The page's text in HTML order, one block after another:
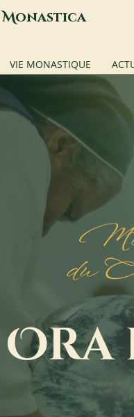
Monastica
VIE MONASTIQUE
du
ORA